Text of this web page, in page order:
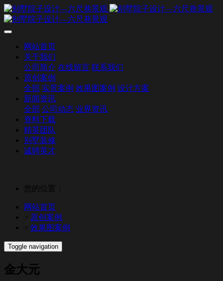
网站首页
关于我们
公司简介 在线留言 联系我们
原创案例
全部 实景案例 效果图案例 设计方案
新闻资讯
全部 公司动态 业界资讯
资料下载
精英团队
别墅装修
诚聘英才
您的位置：
网站首页
> 原创案例
> 效果图案例
Toggle navigation
金大元